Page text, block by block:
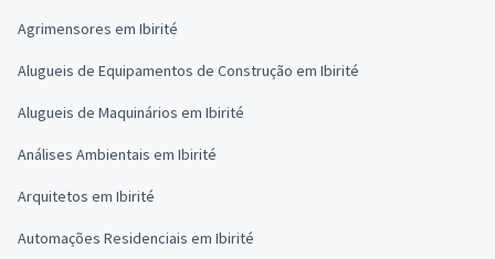
Agrimensores em Ibirité
Alugueis de Equipamentos de Construção em Ibirité
Alugueis de Maquinários em Ibirité
Análises Ambientais em Ibirité
Arquitetos em Ibirité
Automações Residenciais em Ibirité